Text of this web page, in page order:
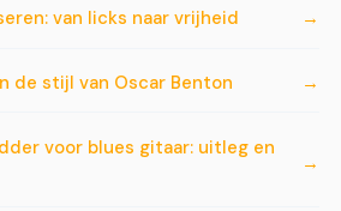
van licks naar vrijheid
de stijl van Oscar Benton
voor blues gitaar: uitleg en